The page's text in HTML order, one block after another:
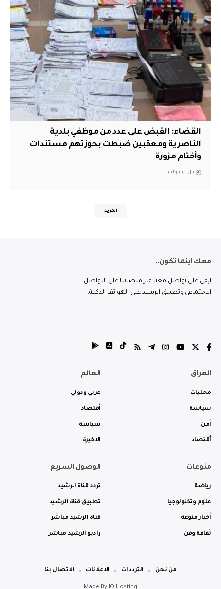
القضاء: القبض على عدد من موظفي بلدية
الناصرية ومعقبين ضبطت بحوزتهم مستندات
وأختام مزورة
قبل يوم واحد
المزيد
معك اينما تكون..
ابقى على تواصل معنا عبر منصاتنا على التواصل
الاجتماعي وتطبيق الرشيد على الهواتف الذكية.
العراق
محليات
سياسة
أمن
أقتصاد
العالم
عربي ودولي
أقتصاد
سياسة
الاخيرة
منوعات
رياضة
علوم وتكنولوجيا
أخبار منوعة
ثقافة وفن
الوصول السريع
تردد قناة الرشيد
تطبيق قناة الرشيد
قناة الرشيد مباشر
راديو الرشيد مباشر
Made By IQ Hosting
من نحن الترددات الاعلانات الاتصال بنا